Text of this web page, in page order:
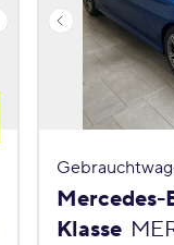
Mercedes-
Klasse